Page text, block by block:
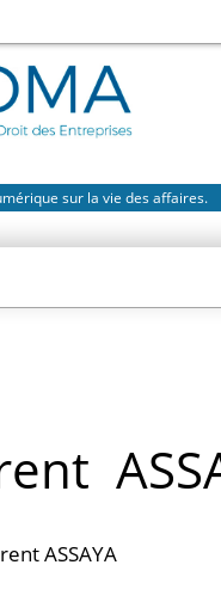
sur la vie des affaires.
ASSAYA